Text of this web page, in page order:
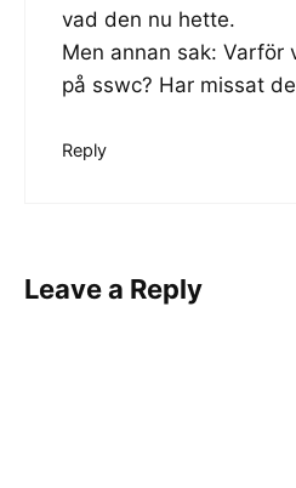
vad den nu hette.
Men annan sak: Varför
på sswc? Har missat
Reply
Leave a Reply